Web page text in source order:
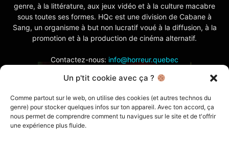
Un p'tit cookie avec ça ?
Comme partout sur le web, on utilise des cookies (et autres technos du
genre) pour stocker quelques infos sur ton appareil. Avec ton accord, ça
nous permet de comprendre comment tu navigues sur le site et de t'offrir
une expérience plus fluide.
genre, à la littérature, aux jeux vidéo et à la culture macabre
sous toutes ses formes. HQc est une division de Cabane à
Sang, un organisme à but non lucratif voué à la diffusion, à la
promotion et à la production de cinéma alternatif.
Contactez-nous: info@horreur.quebec
SUIVEZ NOUS